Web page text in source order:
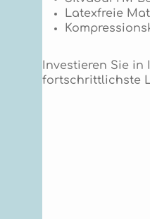
Latexfreie
Investieren Sie
fortschrittlichste